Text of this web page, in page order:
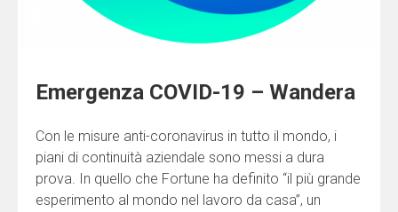
Emergenza COVID-19 – Wandera
Con le misure anti-coronavirus in tutto il mondo, i
piani di continuità aziendale sono messi a dura
prova. In quello che Fortune ha definito “il più grande
esperimento al mondo nel lavoro da casa”, un